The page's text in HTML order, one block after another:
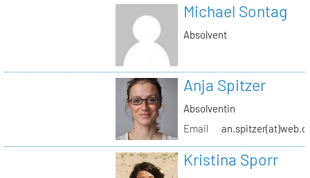
Michael Sontag
Absolvent
Anja Spitzer
Absolventin
Email
Kristina Sporr